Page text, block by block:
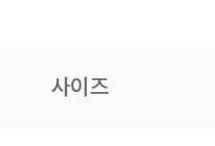
사이즈